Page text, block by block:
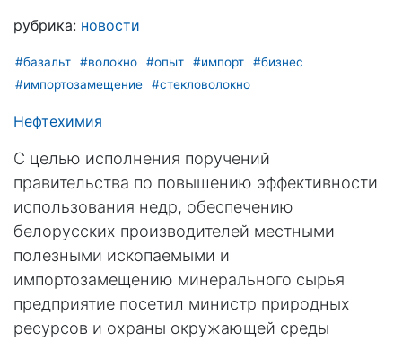
рубрика: новости
#базальт #волокно #опыт #импорт
#бизнес
#импортозамещение
#стекловолокно
Нефтехимия
С целью исполнения поручений
правительства по повышению эффективности
использования недр, обеспечению
белорусских производителей местными
полезными ископаемыми и
импортозамещению минерального сырья
предприятие посетил министр природных
ресурсов и охраны окружающей среды